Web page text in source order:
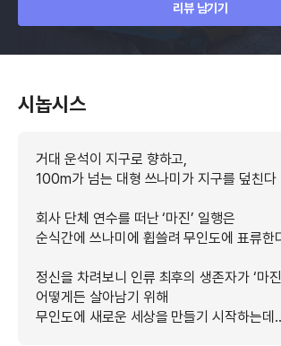
리뷰 남기기
시놉시스
거대 운석이 지구로 향하고,
100m가 넘는 대형 쓰나미가 지구를 덮친다
회사 단체 연수를 떠난 ‘마진’ 일행은
순식간에 쓰나미에 휩쓸려 무인도에 표류한
정신을 차려보니 인류 최후의 생존자가 ‘마
어떻게든 살아남기 위해
무인도에 새로운 세상을 만들기 시작하는데